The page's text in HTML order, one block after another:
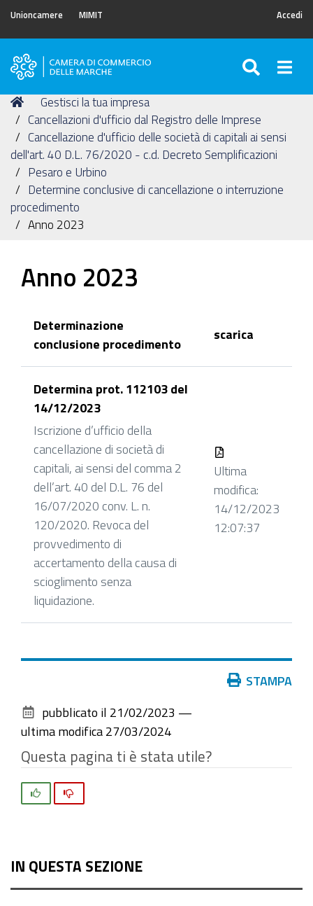
Unioncamere MIMIT Accedi
Camera
Commercio
delle
Marche
Tu
sei
qui:
Home
Gestisci la tua impresa
Cancellazioni d'ufficio dal Registro delle Imprese
Cancellazione d'ufficio delle società di capitali ai sensi
dell'art. 40 D.L. 76/2020 - c.d. Decreto Semplificazioni
Pesaro e Urbino
Determine conclusive di cancellazione o interruzione
procedimento
Anno 2023
Anno 2023
Determinazione
conclusione procedimento
scarica
Determina prot. 112103 del
14/12/2023
Iscrizione d’ufficio della
cancellazione di società di
capitali, ai sensi del comma 2
dell’art. 40 del D.L. 76 del
16/07/2020 conv. L. n.
120/2020. Revoca del
provvedimento di
accertamento della causa di
scioglimento senza
liquidazione.
Ultima
modifica:
14/12/2023
12:07:37
documento
STAMPA
pubblicato il 21/02/2023 —
ultima modifica 27/03/2024
Questa pagina ti è stata utile?
IN QUESTA SEZIONE